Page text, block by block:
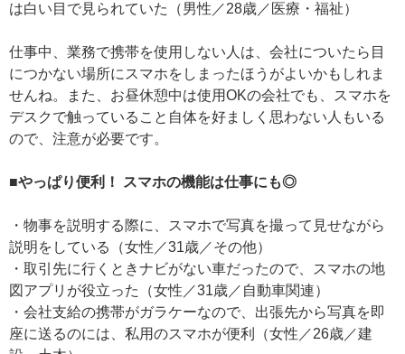
は白い目で見られていた（男性／28歳／医療・福祉）
仕事中、業務で携帯を使用しない人は、会社についたら目
につかない場所にスマホをしまったほうがよいかもしれま
せんね。また、お昼休憩中は使用OKの会社でも、スマホを
デスクで触っていること自体を好ましく思わない人もいる
ので、注意が必要です。
■やっぱり便利！ スマホの機能は仕事にも◎
・物事を説明する際に、スマホで写真を撮って見せながら
説明をしている（女性／31歳／その他）
・取引先に行くときナビがない車だったので、スマホの地
図アプリが役立った（女性／31歳／自動車関連）
・会社支給の携帯がガラケーなので、出張先から写真を即
座に送るのには、私用のスマホが便利（女性／26歳／建